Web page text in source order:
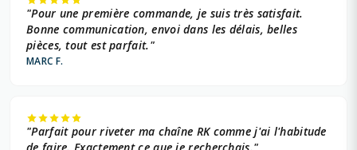
"Pour une première commande, je suis très satisfait.
Bonne communication, envoi dans les délais, belles
pièces, tout est parfait."
MARC F.
"Parfait pour riveter ma chaîne RK comme j'ai l'habitude